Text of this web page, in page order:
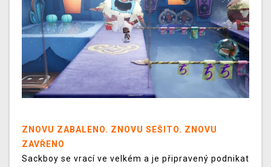
ZNOVU ZABALENO. ZNOVU SEŠITO. ZNOVU
ZAVŘENO
Sackboy se vrací ve velkém a je připravený podnikat